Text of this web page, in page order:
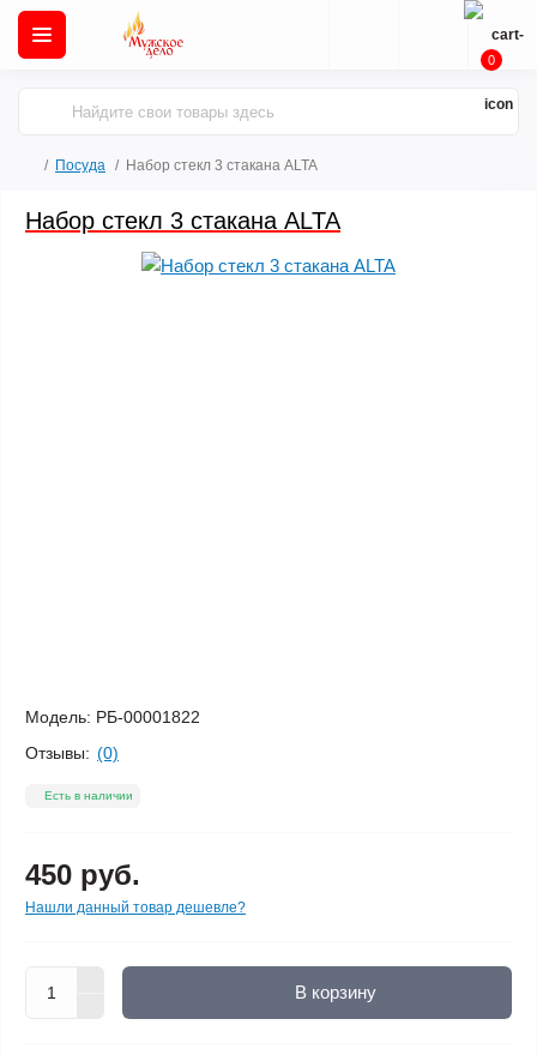
0
Посуда Набор стекл 3 стакана ALTA
Набор стекл 3 стакана ALTA
Модель: РБ-00001822
Отзывы: (0)
Есть в наличии
450 руб.
Нашли данный товар дешевле?
В корзину